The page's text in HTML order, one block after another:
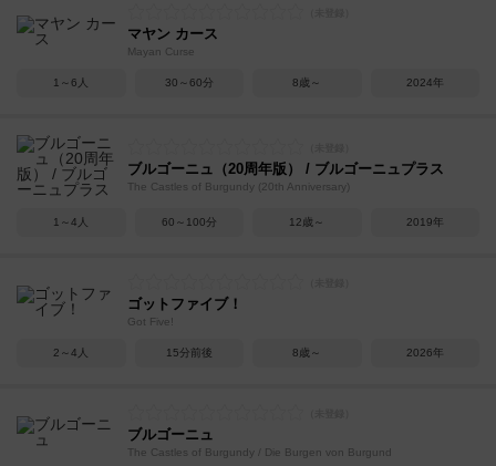
マヤン カース
Mayan Curse
1～6人 30～60分 8歳～ 2024年
ブルゴーニュ（20周年版） / ブルゴーニュプラス
The Castles of Burgundy (20th Anniversary)
1～4人 60～100分 12歳～ 2019年
ゴットファイブ！
Got Five!
2～4人 15分前後 8歳～ 2026年
ブルゴーニュ
The Castles of Burgundy / Die Burgen von Burgund